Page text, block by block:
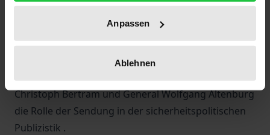
Anpassen
Ablehnen
Krisenmanager, die Zukunft von UNO, OSZE, EU und
NATO, Rüstungskontrolle und Proliferation, die
Pläne für einen Raketenschild und schließlich die
Transformation der Bundeswehr zu den
Christoph Bertram und General Wolfgang Altenburg
die Rolle der Sendung in der sicherheitspolitischen
Publizistik .